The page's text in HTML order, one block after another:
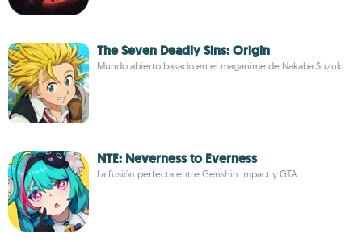
The Seven Deadly Sins: Origin
Mundo abierto basado en el maganime de Nakaba Suzuki
NTE: Neverness to Everness
La fusión perfecta entre Genshin Impact y GTA